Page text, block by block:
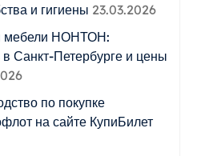
и гигиены 23.03.2026
мебели НОНТОН:
Санкт-Петербурге и цены
по покупке
на сайте КупиБилет